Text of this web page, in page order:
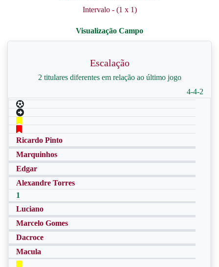
Intervalo - (1 x 1)
Escalação
2 titulares diferentes em relação ao último jogo
4-4-2
Ricardo Pinto
Marquinhos
Edgar
Alexandre Torres
1
Luciano
Marcelo Gomes
Dacroce
Macula